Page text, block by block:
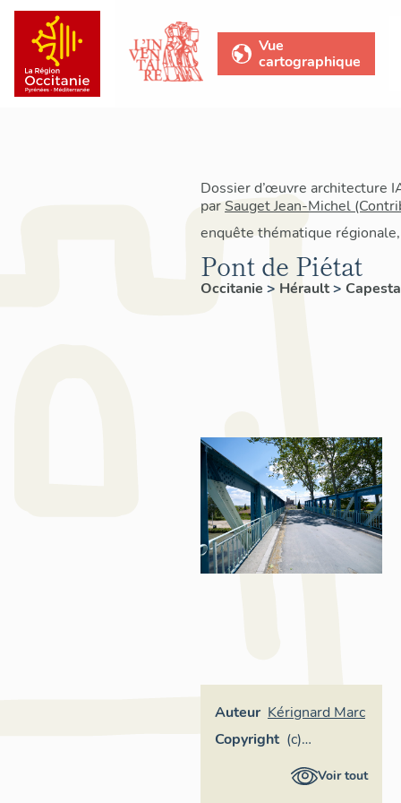
Vue
cartographique
Dossier d’œuvre architecture
parSauget Jean-Michel
enquête thématique
Pont de Piétat
Occitanie > Hérault>
Auteur Kérignard Marc
Copyright (c)
InventaireVoir tout